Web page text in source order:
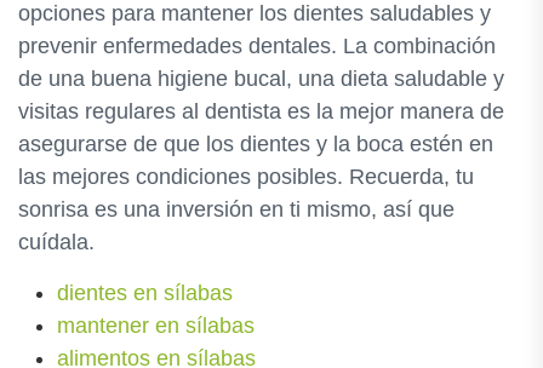
opciones para mantener los dientes saludables y
prevenir enfermedades dentales. La combinación
de una buena higiene bucal, una dieta saludable y
visitas regulares al dentista es la mejor manera de
asegurarse de que los dientes y la boca estén en
las mejores condiciones posibles. Recuerda, tu
sonrisa es una inversión en ti mismo, así que
cuídala.
dientes en sílabas
mantener en sílabas
alimentos en sílabas